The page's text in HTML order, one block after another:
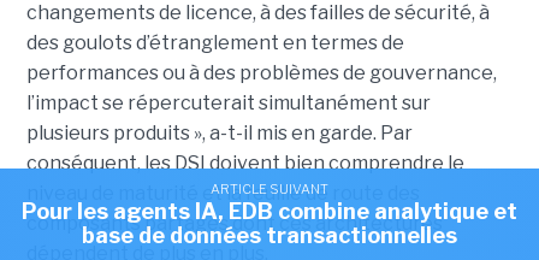
changements de licence, à des failles de sécurité, à
des goulots d’étranglement en termes de
performances ou à des problèmes de gouvernance,
l’impact se répercuterait simultanément sur
plusieurs produits », a-t-il mis en garde. Par
conséquent, les DSI doivent bien comprendre le
niveau de maturité et la feuille de route des
composants partagés dont ces architectures
ARTICLE SUIVANT
Pour les agents IA, EDB combine analytique et
base de données transactionnelles